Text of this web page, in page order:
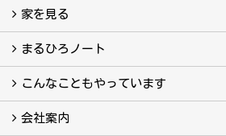
家を見る
フォトギャラリー
現場レポート
完工事例
お客様の声
まるひろノート
真っ直ぐの家づくり
自慢の大工たち
こだわりの自然素材
快適な家のエッセンス
注文住宅ができるまで
こんなこともやっています
こんなこともやっています
会社案内